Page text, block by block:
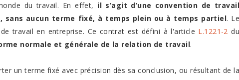
du travail. En effet, il s’agit d’une convention de travail
sans aucun terme fixé, à temps plein ou à temps partiel. Le
travail en entreprise. Ce contrat est défini à l'article L.1221-2 du
normale et générale de la relation de travail.
un terme fixé avec précision dès sa conclusion, ou résultant de la